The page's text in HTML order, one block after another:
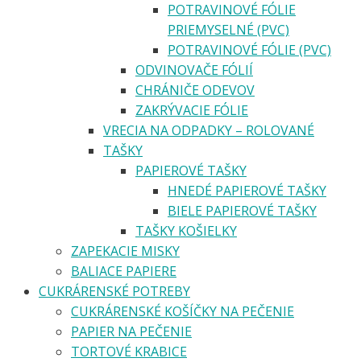
POTRAVINOVÉ FÓLIE
PRIEMYSELNÉ (PVC)
POTRAVINOVÉ FÓLIE (PVC)
ODVINOVAČE FÓLIÍ
CHRÁNIČE ODEVOV
ZAKRÝVACIE FÓLIE
VRECIA NA ODPADKY – ROLOVANÉ
TAŠKY
PAPIEROVÉ TAŠKY
HNEDÉ PAPIEROVÉ TAŠKY
BIELE PAPIEROVÉ TAŠKY
TAŠKY KOŠIELKY
ZAPEKACIE MISKY
BALIACE PAPIERE
CUKRÁRENSKÉ POTREBY
CUKRÁRENSKÉ KOŠÍČKY NA PEČENIE
PAPIER NA PEČENIE
TORTOVÉ KRABICE